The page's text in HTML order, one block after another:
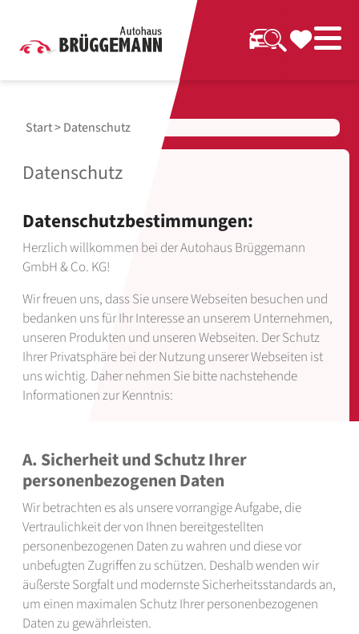
Start> Datenschutz
Datenschutz
Datenschutzbestimmungen:
Herzlich willkommen bei der Autohaus Brüggemann
GmbH & Co. KG!
Wir freuen uns, dass Sie unsere Webseiten besuchen und
bedanken uns für Ihr Interesse an unserem Unternehmen,
unseren Produkten und unseren Webseiten. Der Schutz
Ihrer Privatsphäre bei der Nutzung unserer Webseiten ist
uns wichtig. Daher nehmen Sie bitte nachstehende
Informationen zur Kenntnis:
A. Sicherheit und Schutz Ihrer
personenbezogenen Daten
Wir betrachten es als unsere vorrangige Aufgabe, die
Vertraulichkeit der von Ihnen bereitgestellten
personenbezogenen Daten zu wahren und diese vor
unbefugten Zugriffen zu schützen. Deshalb wenden wir
äußerste Sorgfalt und modernste Sicherheitsstandards an,
um einen maximalen Schutz Ihrer personenbezogenen
Daten zu gewährleisten.